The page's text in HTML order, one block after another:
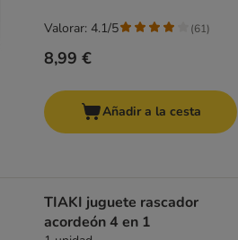
8,99 €
Valorar: 4.1/5 (61)
Añadir a la cesta
TIAKI juguete rascador
acordeón 4 en 1